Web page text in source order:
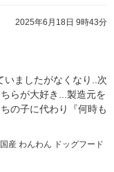
2025年6月18日 9時43分
ましたがなくなり..次
らが大好き...製造元を
の子に代わり『何時も
産 わんわん ドッグフード